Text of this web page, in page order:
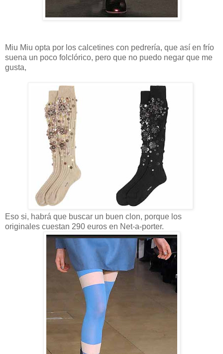
Miu Miu opta por los calcetines con pedrería, que así en frío
suena un poco folclórico, pero que no puedo negar que me
gusta,
Eso si, habrá que buscar un buen clon, porque los
originales cuestan 290 euros en Net-a-porter.